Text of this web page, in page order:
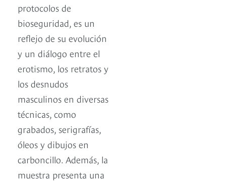
protocolos de
bioseguridad, es un
reflejo de su evolución
y un diálogo entre el
erotismo, los retratos y
los desnudos
masculinos en diversas
técnicas, como
grabados, serigrafías,
óleos y dibujos en
carboncillo. Además, la
muestra presenta una